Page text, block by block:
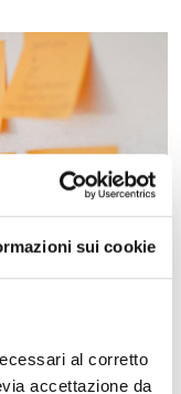
sui cookie
al corretto
accettazione da
amministrazioni